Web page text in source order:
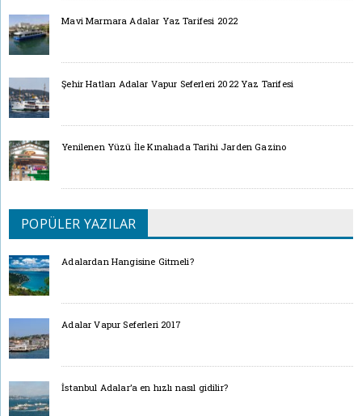
Mavi Marmara Adalar Yaz Tarifesi 2022
Şehir Hatları Adalar Vapur Seferleri 2022 Yaz Tarifesi
Yenilenen Yüzü İle Kınalıada Tarihi Jarden Gazino
POPÜLER YAZILAR
Adalardan Hangisine Gitmeli?
Adalar Vapur Seferleri 2017
İstanbul Adalar’a en hızlı nasıl gidilir?